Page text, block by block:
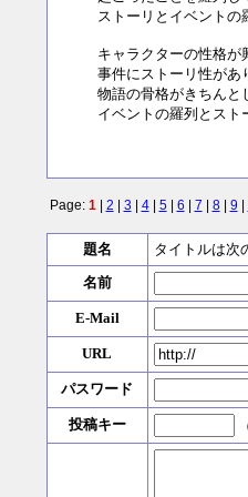
ストーリとイベントの
キャラクターの性格が
事件にストーリ性があ
物語の骨格がきちんと
イベントの羅列とスト
Page: 1| 2 3 4| 5| 6 7 8| 9
題名
タイトルは次
名前
E-Mail
URL
パスワード
投稿キー